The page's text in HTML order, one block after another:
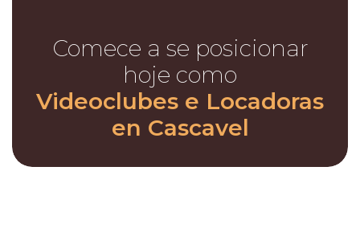
Comece a se posicionar
hoje como
Videoclubes e Locadoras
en Cascavel